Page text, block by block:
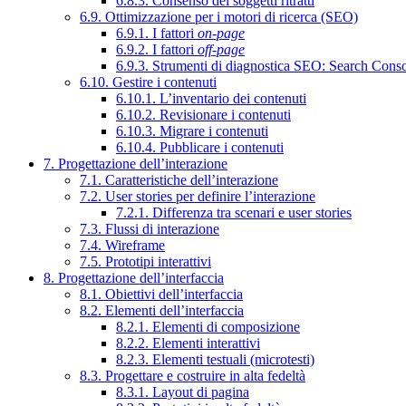
6.9. Ottimizzazione per i motori di ricerca (SEO)
6.9.1. I fattori on-page
6.9.2. I fattori off-page
6.9.3. Strumenti di diagnostica SEO: Search
6.10. Gestire i contenuti
6.10.1. L’inventario dei contenuti
6.10.2. Revisionare i contenuti
6.10.3. Migrare i contenuti
6.10.4. Pubblicare i contenuti
7. Progettazione dell’interazione
7.1. Caratteristiche dell’interazione
7.2. User stories per definire l’interazione
7.2.1. Differenza tra scenari e user stories
7.3. Flussi di interazione
7.4. Wireframe
7.5. Prototipi interattivi
8. Progettazione dell’interfaccia
8.1. Obiettivi dell’interfaccia
8.2. Elementi dell’interfaccia
8.2.1. Elementi di composizione
8.2.2. Elementi interattivi
8.2.3. Elementi testuali (microtesti)
8.3. Progettare e costruire in alta fedeltà
8.3.1. Layout di pagina